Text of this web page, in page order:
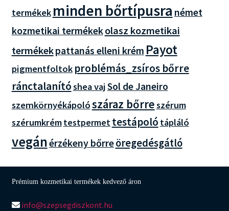
termékek minden bőrtípusra német
kozmetikai termékekolasz kozmetikai
termékekpattanás elleni krém Payot
pigmentfoltok problémás_zsíros bőrre
ránctalanítóshea vajSol de Janeiro
szemkörnyékápolószáraz bőrreszérum
szérumkrémtestpermettestápoló tápláló
vegánérzékeny bőrreöregedésgátló
Prémium kozmetikai termékek kedvező áron
info@szepsegdiszkont.hu